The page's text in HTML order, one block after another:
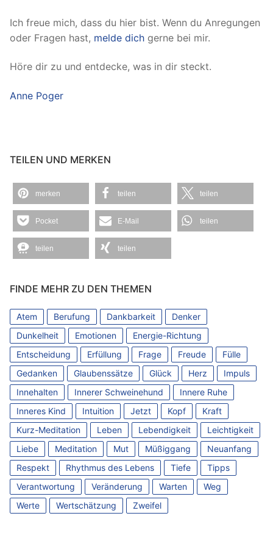
Ich freue mich, dass du hier bist. Wenn du Anregungen
oder Fragen hast, melde dich gerne bei mir.
Höre dir zu und entdecke, was in dir steckt.
Anne Poger
TEILEN UND MERKEN
merken teilen teilen
Pocket E-Mail teilen
teilen teilen
FINDE MEHR ZU DEN THEMEN
Atem Berufung Dankbarkeit
Denker
Dunkelheit
Emotionen
Energie-Richtung
Entscheidung
Erfüllung Frage Freude
Fülle
Gedanken
Glaubenssätze Glück Herz
Impuls
Innehalten
Innerer Schweinehund
Innere Ruhe
Inneres Kind
Intuition Jetzt Kopf
Kraft
Kurz-Meditation
Leben Lebendigkeit
Leichtigkeit
Liebe
Meditation Mut Müßiggang
Neuanfang
Respekt
Rhythmus des Lebens Tiefe
Tipps
Verantwortung
Veränderung Warten
Weg
Werte
Wertschätzung Zweifel